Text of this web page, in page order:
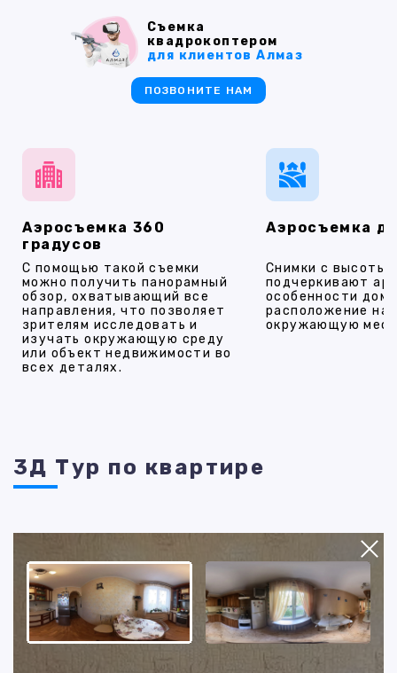
Аэросъемка 360
градусов
С помощью такой съемки
можно получить панорамный
обзор, охватывающий все
направления, что позволяет
зрителям исследовать и
изучать окружающую среду
или объект недвижимости во
всех деталях.
Аэросъемка
Снимки с высоты
подчеркивают
особенности
расположение на
окружающую
Съемка
квадрокоптером
для клиентов Алмаз
ПОЗВОНИТЕ НАМ
3Д Тур по квартире